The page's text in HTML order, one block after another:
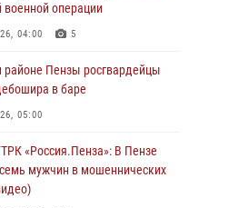
военной операции
04:00 5
районе Пензы росгвардейцы
в баре
05:00
«Россия.Пенза»: В Пензе
мужчин в мошеннических